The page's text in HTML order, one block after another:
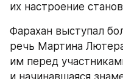
их настроение
Фарахан выступал
речь Мартина
им перед